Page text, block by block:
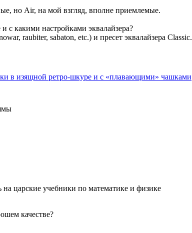
но Air, на мой взгляд, вполне приемлемые.
с какими настройками эквалайзера?
raubiter, sabaton, etc.) и пресет эквалайзера Classic.
в изящной ретро-шкуре и с «плавающими» чашками
на царские учебники по математике и физике
качестве?